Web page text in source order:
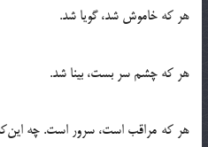
هر که خاموش شد، گویا شد.
هر که چشم سر بست، بینا شد.
هر که مراقب است، سرور است. چه